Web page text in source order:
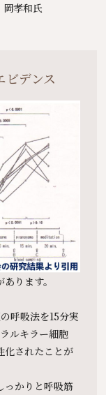
孝和氏
ビデンス
ります。
呼吸法を15分実
ルキラー細胞
化されたことが
っかりと呼吸筋